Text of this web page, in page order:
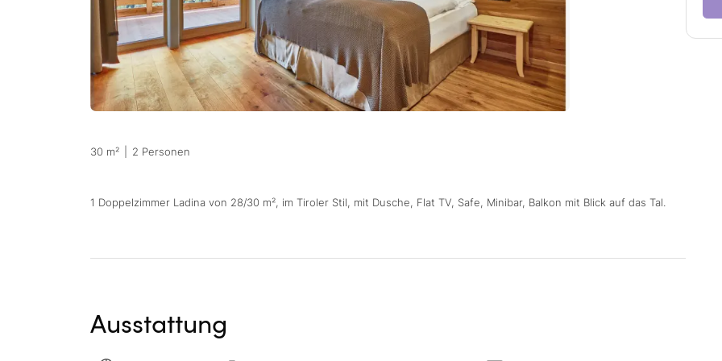
30 m² 2 Personen
1 Doppelzimmer Ladina von 28/30 m², im Tiroler Stil, mit Dusche, Flat TV, Safe, Minibar, Balkon mit Blick auf das Tal.
Ausstattung